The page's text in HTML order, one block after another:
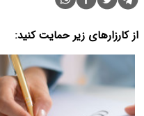
از کارزارهای زیر حمایت کنید: